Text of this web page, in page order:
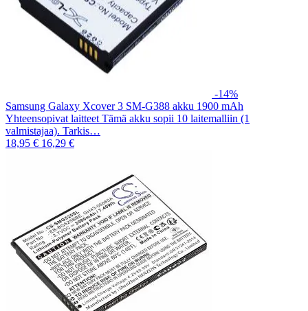
-14%
Samsung Galaxy Xcover 3 SM-G388 akku 1900 mAh
Yhteensopivat laitteet Tämä akku sopii 10 laitemalliin (1
valmistajaa). Tarkis…
18,95 € 16,29 €